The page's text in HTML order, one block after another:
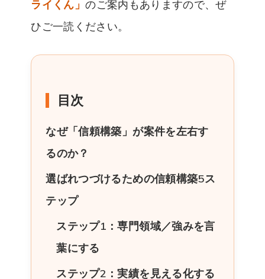
ライくん」のご案内もありますので、ぜ
ひご一読ください。
目次
なぜ「信頼構築」が案件を左右す
るのか？
選ばれつづけるための信頼構築5ス
テップ
ステップ1：専門領域／強みを言
葉にする
ステップ2：実績を見える化する